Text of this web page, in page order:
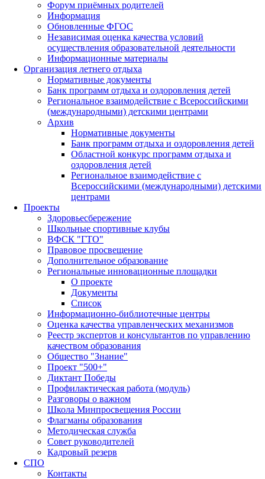
Форум приёмных родителей
Информация
Обновленные ФГОС
Независимая оценка качества условий
осуществления образовательной деятельности
Информационные материалы
Организация летнего отдыха
Нормативные документы
Банк программ отдыха и оздоровления детей
Региональное взаимодействие с Всероссийскими
(международными) детскими центрами
Архив
Нормативные документы
Банк программ отдыха и оздоровления детей
Областной конкурс программ отдыха и
оздоровления детей
Региональное взаимодействие с
Всероссийскими (международными) детскими
центрами
Проекты
Здоровьесбережение
Школьные спортивные клубы
ВФСК "ГТО"
Правовое просвещение
Дополнительное образование
Региональные инновационные площадки
О проекте
Документы
Список
Информационно-библиотечные центры
Оценка качества управленческих механизмов
Реестр экспертов и консультантов по управлению
качеством образования
Общество "Знание"
Проект "500+"
Диктант Победы
Профилактическая работа (модуль)
Разговоры о важном
Школа Минпросвещения России
Флагманы образования
Методическая служба
Совет руководителей
Кадровый резерв
СПО
Контакты